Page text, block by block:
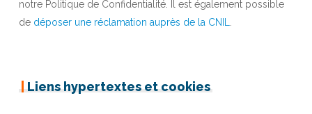
notre Politique de Confidentialité. Il est également possible
de déposer une réclamation auprès de la CNIL.
Liens hypertextes et cookies